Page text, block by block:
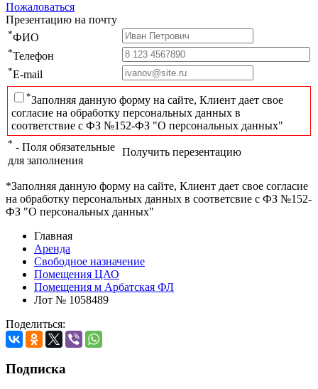
Пожаловаться
Презентацию на почту
*ФИО
*Телефон
*E-mail
*Заполняя данную форму на сайте, Клиент дает свое
согласие на обработку персональных данных в
соответствие с ФЗ №152-ФЗ "О персональных данных"
* - Поля обязательные
для заполнения
Получить перезентацию
*Заполняя данную форму на сайте, Клиент дает свое согласие
на обработку персональных данных в соответсвие с ФЗ №152-
ФЗ "О персональных данных"
Главная
Аренда
Свободное назначение
Помещения ЦАО
Помещения м Арбатская ФЛ
Лот № 1058489
Поделиться:
Подписка